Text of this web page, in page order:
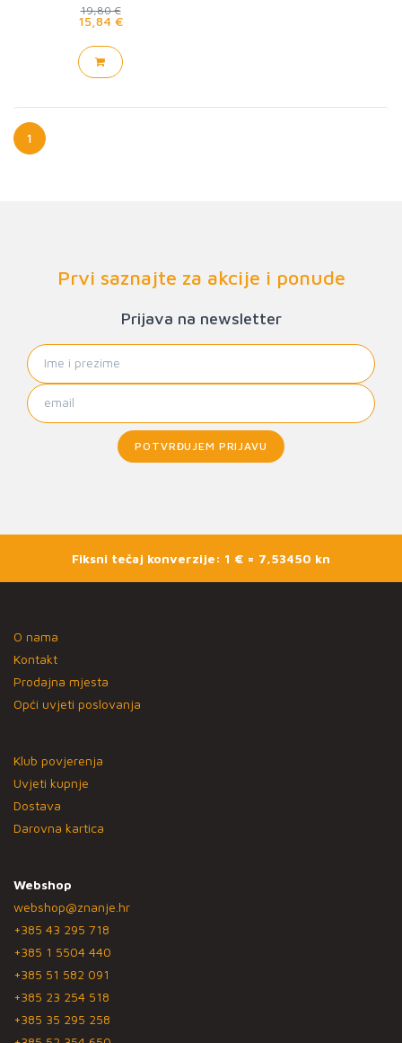
19,80 €
15,84 €
1
Prvi saznajte za akcije i ponude
Prijava na newsletter
POTVRĐUJEM PRIJAVU
Fiksni tečaj konverzije: 1 € = 7,53450 kn
O nama
Kontakt
Prodajna mjesta
Opći uvjeti poslovanja
Klub povjerenja
Uvjeti kupnje
Dostava
Darovna kartica
Webshop
webshop@znanje.hr
+385 43 295 718
+385 1 5504 440
+385 51 582 091
+385 23 254 518
+385 35 295 258